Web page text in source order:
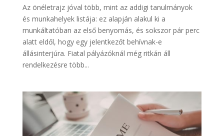
Az önéletrajz jóval több, mint az addigi tanulmányok
és munkahelyek listája: ez alapján alakul ki a
munkáltatóban az első benyomás, és sokszor pár perc
alatt eldől, hogy egy jelentkezőt behívnak-e
állásinterjúra. Fiatal pályázóknál még ritkán áll
rendelkezésre több...